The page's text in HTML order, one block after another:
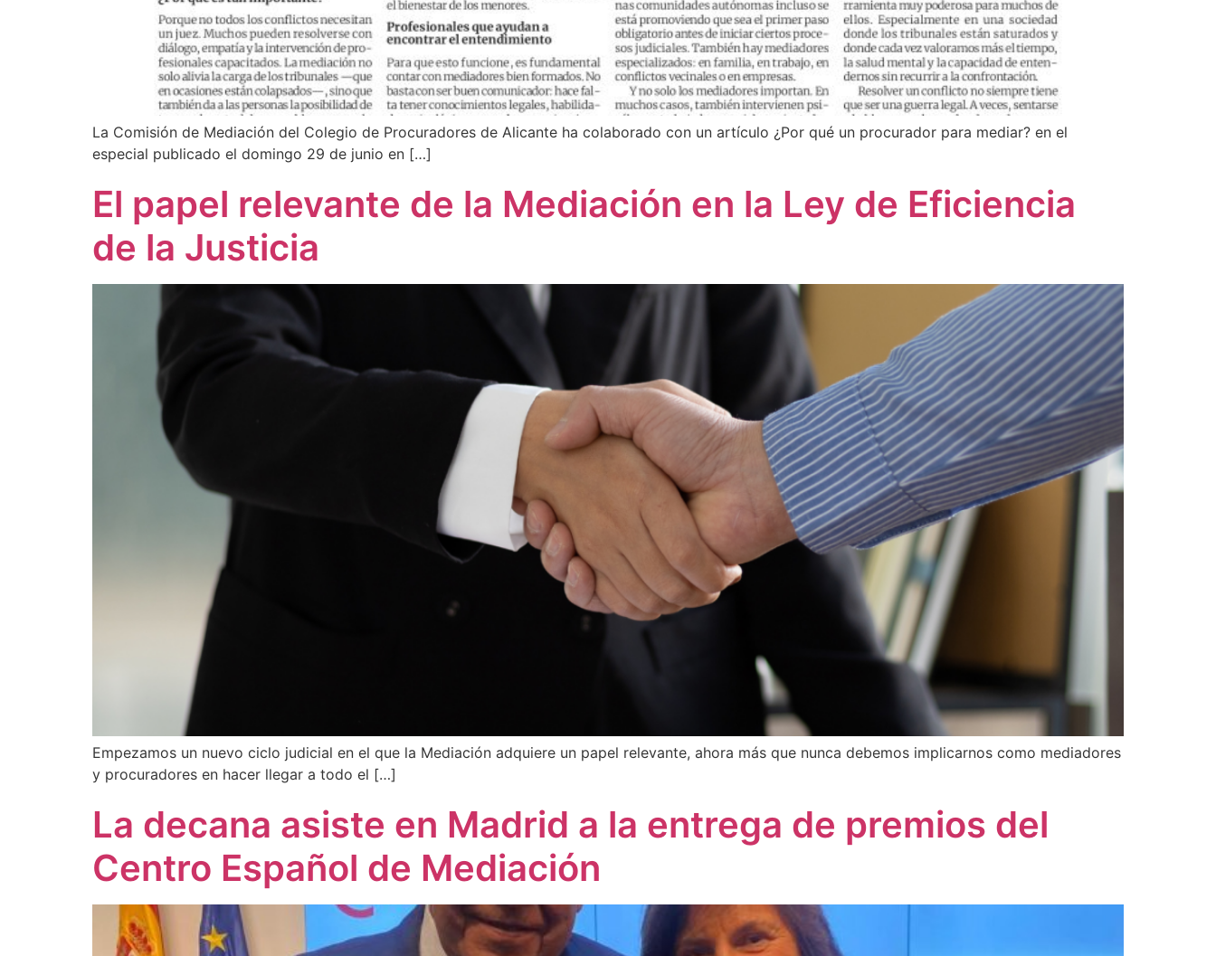
La Comisión de Mediación del Colegio de Procuradores de Alicante ha colaborado con un artículo ¿Por qué un procurador para mediar? en el
especial publicado el domingo 29 de junio en […]
El papel relevante de la Mediación en la Ley de Eficiencia
de la Justicia
Empezamos un nuevo ciclo judicial en el que la Mediación adquiere un papel relevante, ahora más que nunca debemos implicarnos como mediadores
y procuradores en hacer llegar a todo el […]
La decana asiste en Madrid a la entrega de premios del
Centro Español de Mediación